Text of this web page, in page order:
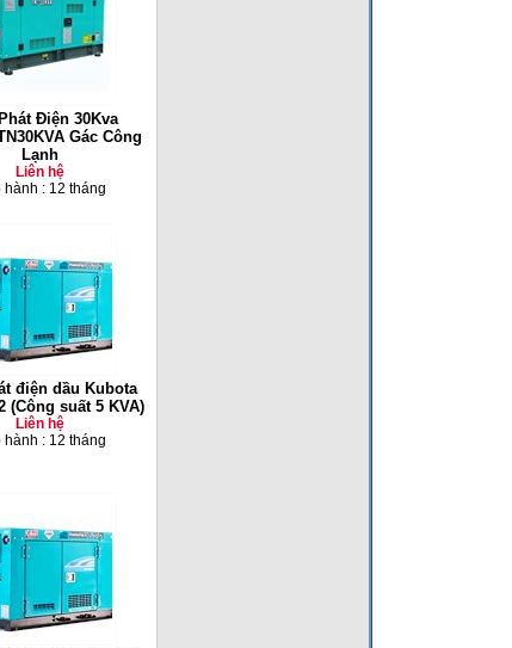
Điện 30Kva
Gác Công
Lạnh
Liên hệ
hành : 12 tháng
điện dầu Kubota
(Công suất 5 KVA)
Liên hệ
hành : 12 tháng